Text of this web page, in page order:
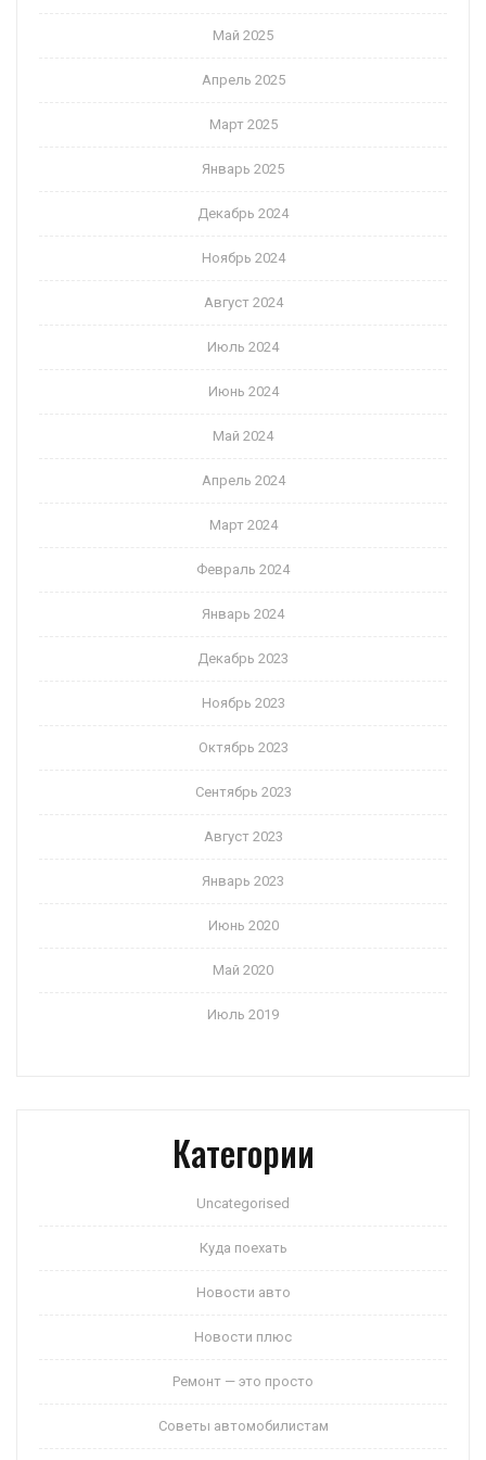
Май 2025
Апрель 2025
Март 2025
Январь 2025
Декабрь 2024
Ноябрь 2024
Август 2024
Июль 2024
Июнь 2024
Май 2024
Апрель 2024
Март 2024
Февраль 2024
Январь 2024
Декабрь 2023
Ноябрь 2023
Октябрь 2023
Сентябрь 2023
Август 2023
Январь 2023
Июнь 2020
Май 2020
Июль 2019
Категории
Uncategorised
Куда поехать
Новости авто
Новости плюс
Ремонт — это просто
Советы автомобилистам